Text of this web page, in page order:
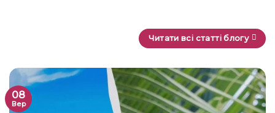
Читати всі статті блогу
08
Вер